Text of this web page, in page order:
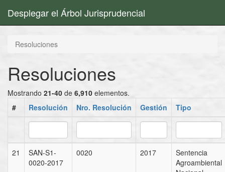
Desplegar el Árbol Jurisprudencial
Resoluciones
Resoluciones
Mostrando 21-40 de 6,910 elementos.
#
Resolución Nro. Resolución Gestión Tipo
21
SAN-S1-
0020-2017
0020 2017
Sentencia
Agroambiental